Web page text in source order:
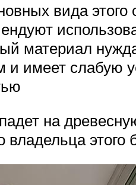
вида
материал
имеет слабую
на